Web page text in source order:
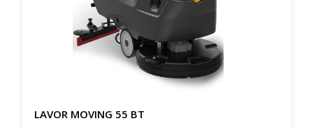
LAVOR MOVING 55 BT